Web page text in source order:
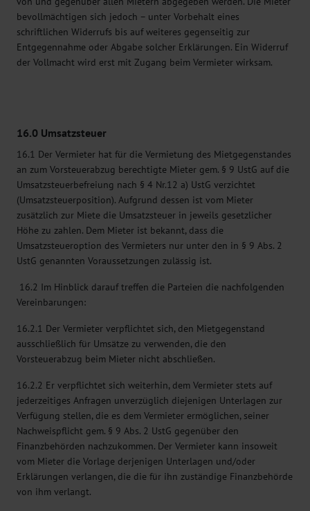
bevollmächtigen sich jedoch – unter Vorbehalt eines
schriftlichen Widerrufs bis auf weiteres gegenseitig zur
Entgegennahme oder Abgabe solcher Erklärungen. Ein Widerruf
der Vollmacht wird erst mit Zugang beim Vermieter wirksam.
16.0 Umsatzsteuer
16.1 Der Vermieter hat für die Vermietung des Mietgegenstandes
an zum Vorsteuerabzug berechtigte Mieter gem. § 9 UstG auf die
Umsatzsteuerbefreiung nach § 4 Nr.12 a) UstG verzichtet
(Umsatzsteuerposition). Aufgrund dessen ist vom Mieter
zusätzlich zur Miete die Umsatzsteuer in jeweils gesetzlicher
Höhe zu zahlen. Dem Mieter ist bekannt, dass die
Umsatzsteueroption des Vermieters nur unter den in § 9 Abs. 2
UstG genannten Voraussetzungen zulässig ist.
16.2 Im Hinblick darauf treffen die Parteien die nachfolgenden
Vereinbarungen:
16.2.1 Der Vermieter verpflichtet sich, den Mietgegenstand
ausschließlich für Umsätze zu verwenden, die den
Vorsteuerabzug beim Mieter nicht abschließen.
16.2.2 Er verpflichtet sich weiterhin, dem Vermieter stets auf
jederzeitiges Anfragen unverzüglich diejenigen Unterlagen zur
Verfügung stellen, die es dem Vermieter ermöglichen, seiner
Nachweispflicht gem. § 9 Abs. 2 UstG gegenüber den
Finanzbehörden nachzukommen. Der Vermieter kann insoweit
vom Mieter die Vorlage derjenigen Unterlagen und/oder
Erklärungen verlangen, die die für ihn zuständige Finanzbehörde
von ihm verlangt.